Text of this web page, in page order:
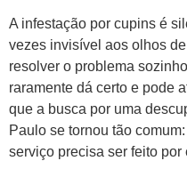
A infestação por cupins é
vezes invisível aos olhos
resolver o problema
raramente dá certo e pode
que a busca por uma
Paulo se tornou tão
serviço precisa ser feito